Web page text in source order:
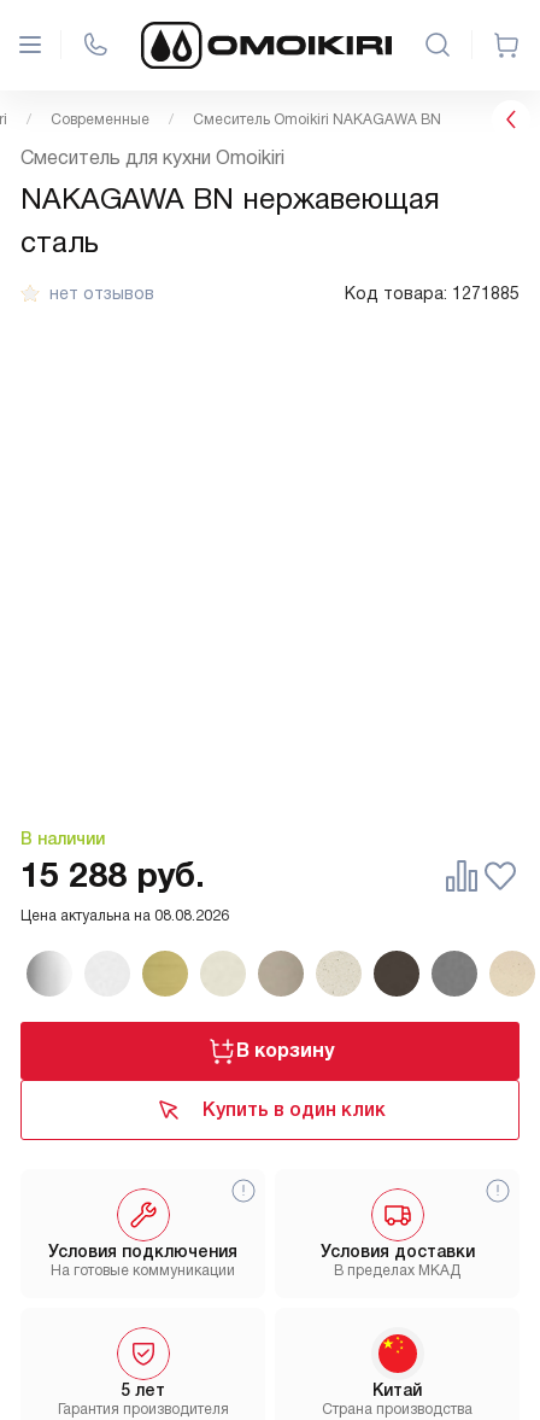
Современные Смеситель Omoikiri NAKAGAWA BN
нет отзывов Код товара: 1271885
В наличии
Смеситель для кухни Omoikiri
NAKAGAWA BN нержавеющая
сталь
Цена актуальна на 08.08.2026
15 288 руб.
В корзину
Купить в один клик
Условия доставки
В пределах МКАД
5 лет
Гарантия производителя
Условия подключения
На готовые коммуникации
Китай
Страна производства